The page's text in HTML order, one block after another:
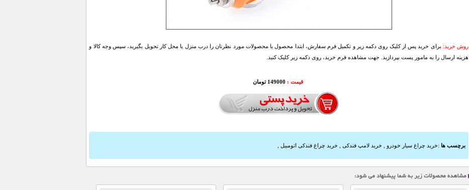
روش خرید: برای خرید پس از کلیک روی دکمه زیر و تکمیل فرم سفارش، ابتدا محصول یا محصولات مورد نظرتان را درب منزل یا محل کار تحویل بگیرید، سپس وجه کالا و
هزینه ارسال را به مامور پست بپردازید. جهت مشاهده فرم خرید، روی دکمه زیر کلیک کنید.
قیمت : 149000 تومان
برچسب ها :خرید چراغ سیار خودرو خرید لامپ فندکی خرید چراغ فندکی اتومبیل